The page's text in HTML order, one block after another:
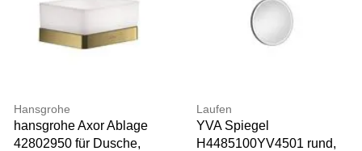
Hansgrohe
hansgrohe Axor Ablage
42802950 für Dusche,
Laufen
YVA Spiegel
H4485100YV4501 rund,